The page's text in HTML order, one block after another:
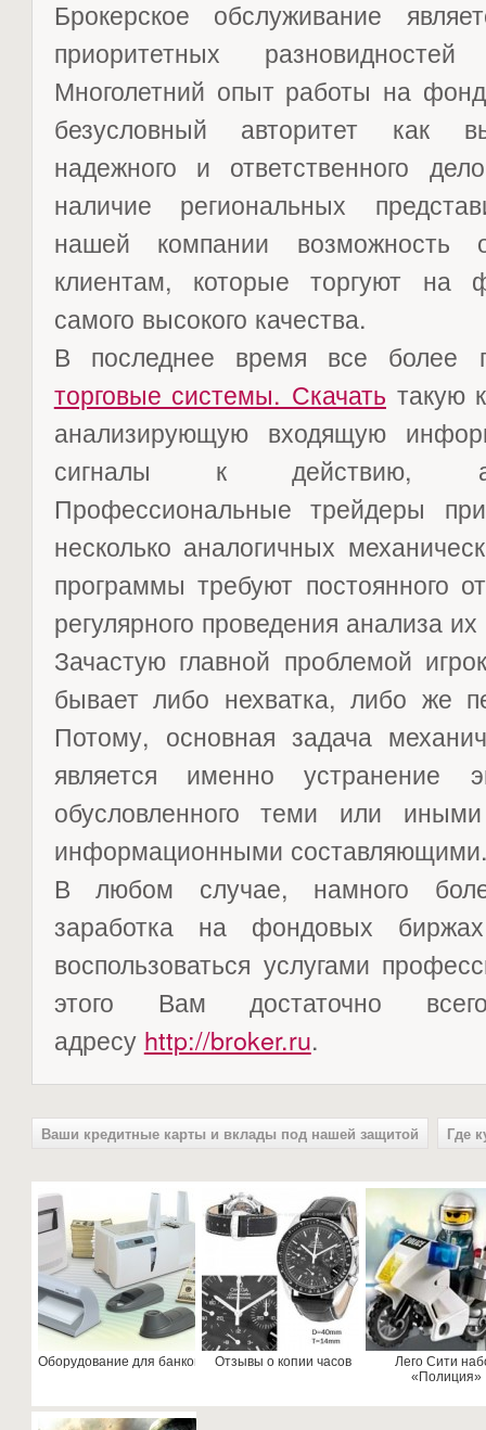
Брокерское обслуживание
приоритетных
Многолетний опыт работы на
безусловный авторитет как
надежного и ответственного
наличие региональных
нашей компании возможность
клиентам, которые торгуют на
самого высокого качества.
В последнее время все более
торговые системы. Скачать такую
анализирующую входящую
сигналы к действию,
Профессиональные трейдеры
несколько аналогичных
программы требуют постоянного
регулярного проведения анализа
Зачастую главной проблемой
бывает либо нехватка, либо же
Потому, основная задача
является именно устранение
обусловленного теми или
информационными
В любом случае, намного
заработка на фондовых
воспользоваться услугами
этого Вам достаточно
адресу http://broker.ru.
Ваши кредитные карты и вклады под нашей защитой Где
Оборудование для банков Отзывы о копии часов
Лего Сити
«Полиция»